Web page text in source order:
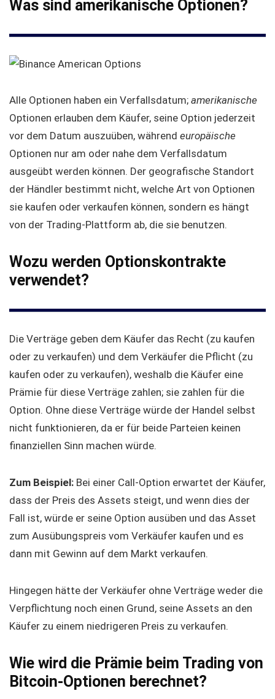
Was sind amerikanische Optionen?
Alle Optionen haben ein Verfallsdatum; amerikanische
Optionen erlauben dem Käufer, seine Option jederzeit
vor dem Datum auszuüben, während europäische
Optionen nur am oder nahe dem Verfallsdatum
ausgeübt werden können. Der geografische Standort
der Händler bestimmt nicht, welche Art von Optionen
sie kaufen oder verkaufen können, sondern es hängt
von der Trading-Plattform ab, die sie benutzen.
Wozu werden Optionskontrakte
verwendet?
Die Verträge geben dem Käufer das Recht (zu kaufen
oder zu verkaufen) und dem Verkäufer die Pflicht (zu
kaufen oder zu verkaufen), weshalb die Käufer eine
Prämie für diese Verträge zahlen; sie zahlen für die
Option. Ohne diese Verträge würde der Handel selbst
nicht funktionieren, da er für beide Parteien keinen
finanziellen Sinn machen würde.
Zum Beispiel: Bei einer Call-Option erwartet der Käufer,
dass der Preis des Assets steigt, und wenn dies der
Fall ist, würde er seine Option ausüben und das Asset
zum Ausübungspreis vom Verkäufer kaufen und es
dann mit Gewinn auf dem Markt verkaufen.
Hingegen hätte der Verkäufer ohne Verträge weder die
Verpflichtung noch einen Grund, seine Assets an den
Käufer zu einem niedrigeren Preis zu verkaufen.
Wie wird die Prämie beim Trading von
Bitcoin-Optionen berechnet?